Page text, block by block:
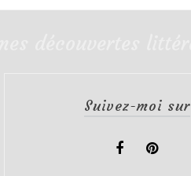
Suivez-moi sur